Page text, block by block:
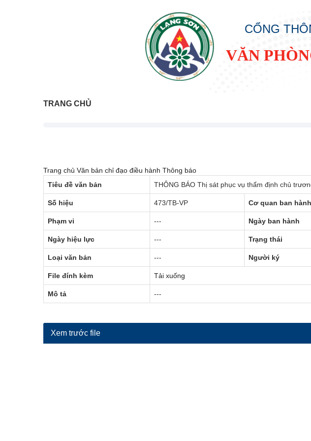
CỔNG
VĂN
TRANG CHỦ
Trang chủ Văn bản chỉ đạo điều hành Thông báo
Tiêu đề văn bản
THÔNG BÁO Thị sát phục vụ thẩm định chủ
Số hiệu 473/TB-VP Cơ quan ban hành
Phạm vi --- Ngày ban hành
Ngày hiệu lực --- Trạng thái
Loại văn bản --- Người ký
File đính kèm Tải xuống
Mô tả ---
Xem trước file